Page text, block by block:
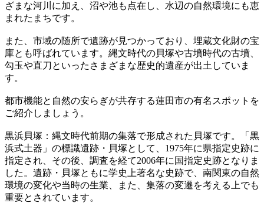
ざまな河川に加え、沼や池も点在し、水辺の自然環境にも恵
まれたまちです。
また、市域の随所で遺跡が見つかっており、埋蔵文化財の宝
庫とも呼ばれています。縄文時代の貝塚や古墳時代の古墳、
勾玉や直刀といったさまざまな歴史的遺産が出土していま
す。
都市機能と自然の安らぎが共存する蓮田市の有名スポットを
ご紹介しましょう。
黒浜貝塚：縄文時代前期の集落で形成された貝塚です。「黒
浜式土器」の標識遺跡・貝塚として、1975年に県指定史跡に
指定され、その後、調査を経て2006年に国指定史跡となりま
した。遺跡・貝塚ともに学史上著名な史跡で、南関東の自然
環境の変化や当時の生業、また、集落の変遷を考える上でも
重要とされています。